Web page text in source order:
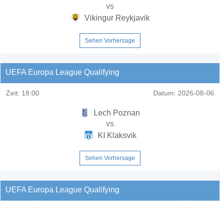
vs
Vikingur Reykjavik
Sehen Vorhersage
UEFA Europa League Qualifying
Zeit: 18:00 Datum: 2026-08-06
Lech Poznan
vs
KI Klaksvik
Sehen Vorhersage
UEFA Europa League Qualifying